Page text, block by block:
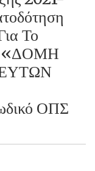
Το
«ΔΟΜΗ
ΟΠΣ